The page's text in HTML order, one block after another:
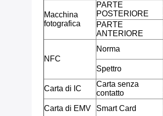
Macchina
fotografica
PARTE
POSTERIORE
PARTE
ANTERIORE
NFC
Norma
Spettro
Carta di IC
Carta senza
contatto
Carta di EMV
Smart Card